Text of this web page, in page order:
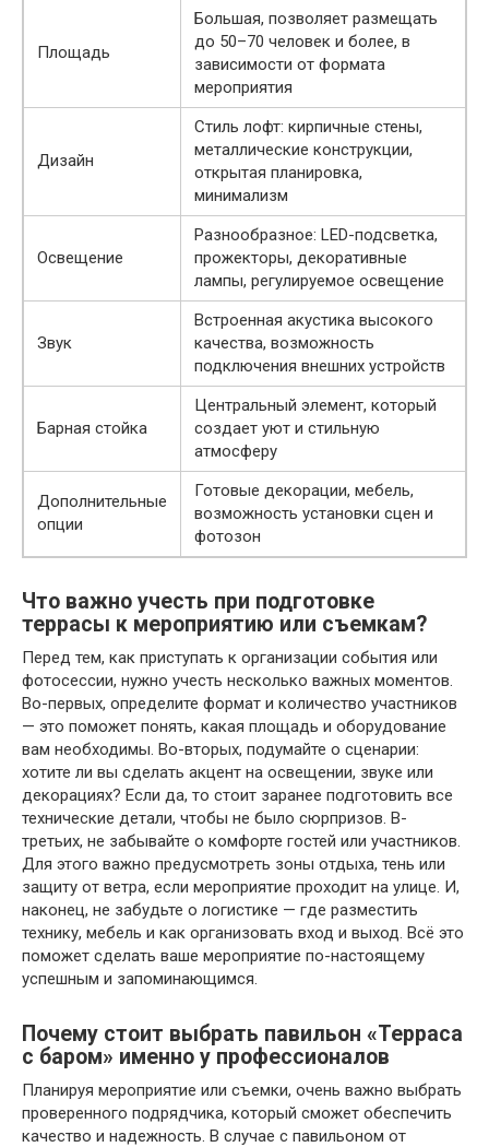
Площадь
Большая, позволяет размещать
до 50–70 человек и более, в
зависимости от формата
мероприятия
Дизайн
Стиль лофт: кирпичные стены,
металлические конструкции,
открытая планировка,
минимализм
Освещение
Разнообразное: LED-подсветка,
прожекторы, декоративные
лампы, регулируемое освещение
Звук
Встроенная акустика высокого
качества, возможность
подключения внешних устройств
Барная стойка
Центральный элемент, который
создает уют и стильную
атмосферу
Дополнительные
опции
Готовые декорации, мебель,
возможность установки сцен и
фотозон
Что важно учесть при подготовке
террасы к мероприятию или съемкам?
Перед тем, как приступать к организации события или
фотосессии, нужно учесть несколько важных моментов.
Во-первых, определите формат и количество участников
— это поможет понять, какая площадь и оборудование
вам необходимы. Во-вторых, подумайте о сценарии:
хотите ли вы сделать акцент на освещении, звуке или
декорациях? Если да, то стоит заранее подготовить все
технические детали, чтобы не было сюрпризов. В-
третьих, не забывайте о комфорте гостей или участников.
Для этого важно предусмотреть зоны отдыха, тень или
защиту от ветра, если мероприятие проходит на улице. И,
наконец, не забудьте о логистике — где разместить
технику, мебель и как организовать вход и выход. Всё это
поможет сделать ваше мероприятие по-настоящему
успешным и запоминающимся.
Почему стоит выбрать павильон «Терраса
с баром» именно у профессионалов
Планируя мероприятие или съемки, очень важно выбрать
проверенного подрядчика, который сможет обеспечить
качество и надежность. В случае с павильоном от